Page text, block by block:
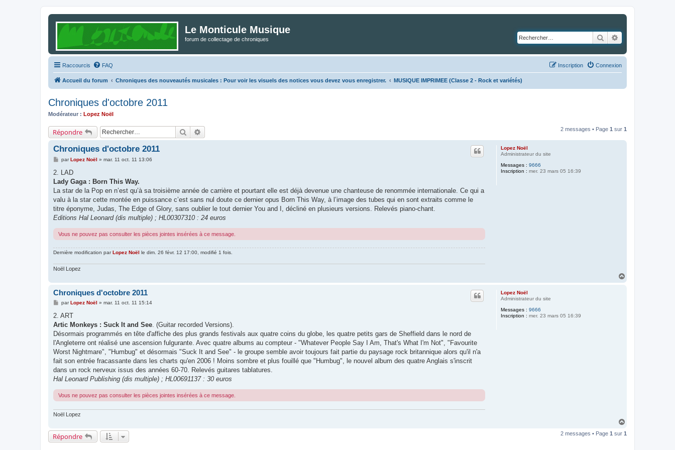
Le Monticule Musique
forum de collectage de chroniques Rechercher
Raccourcis FAQ Connexion
Inscription
Accueil du forum Chroniques des nouveautés musicales : Pour voir les visuels des notices vous devez vous enregistrer. MUSIQUE IMPRIMEE (Classe 2 - Rock et variétés)
Chroniques d'octobre 2011
Modérateur : Lopez Noël
Répondre Rechercher 2 messages • Page 1 sur 1
Lopez Noël
Administrateur du site
Messages : 9666
Inscription : mer. 23 mars 05 16:39
Chroniques d'octobre 2011
M
s
a
g
parLopez Noël » mar. 11 oct. 11 13:06
2. LAD
Lady Gaga : Born This Way.
La star de la Pop en n’est qu’à sa troisième année de carrière et pourtant elle est déjà devenue une chanteuse de renommée internationale. Ce qui a
valu à la star cette montée en puissance c’est sans nul doute ce dernier opus Born This Way, à l’image des tubes qui en sont extraits comme le
titre éponyme, Judas, The Edge of Glory, sans oublier le tout dernier You and I, décliné en plusieurs versions. Relevés piano-chant.
Editions Hal Leonard (dis multiple) ; HL00307310 : 24 euros
Vous ne pouvez pas consulter les pièces jointes insérées à ce message.
Dernière modification parLopez Noël le dim. 26 févr. 12 17:00, modifié 1 fois.
Noël Lopez
Lopez Noël
Administrateur du site
Messages : 9666
Inscription : mer. 23 mars 05 16:39
Chroniques d'octobre 2011
M
s
a
g
parLopez Noël » mar. 11 oct. 11 15:14
2. ART
Artic Monkeys : Suck It and See . (Guitar recorded Versions).
Désormais programmés en tête d'affiche des plus grands festivals aux quatre coins du globe, les quatre petits gars de Sheffield dans le nord de
l'Angleterre ont réalisé une ascension fulgurante. Avec quatre albums au compteur - "Whatever People Say I Am, That's What I'm Not", "Favourite
Worst Nightmare", "Humbug" et désormais "Suck It and See" - le groupe semble avoir toujours fait partie du paysage rock britannique alors qu'il n'a
fait son entrée fracassante dans les charts qu'en 2006 ! Moins sombre et plus fouillé que "Humbug", le nouvel album des quatre Anglais s'inscrit
dans un rock nerveux issus des années 60-70. Relevés guitares tablatures.
Hal Leonard Publishing (dis multiple) ; HL00691137 : 30 euros
Vous ne pouvez pas consulter les pièces jointes insérées à ce message.
Noël Lopez
u
Répondre 2 messages • Page 1 sur 1